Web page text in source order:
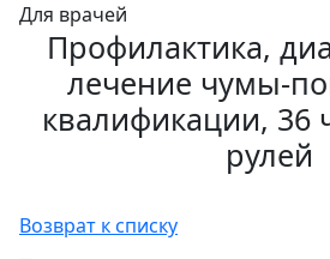
Для врачей
Профилактика,
лечение чумы-
квалификации, 36
рулей
Возврат к списку